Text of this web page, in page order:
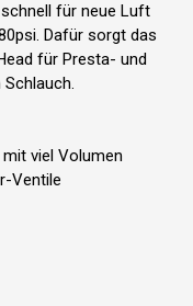
für neue Luft
Dafür sorgt das
für Presta- und
viel Volumen
Ventile